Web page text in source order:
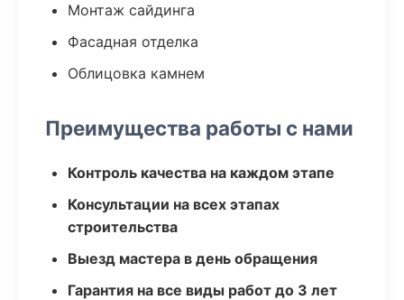
Монтаж сайдинга
Фасадная отделка
Облицовка камнем
Преимущества работы с нами
Контроль качества на каждом этапе
Консультации на всех этапах
строительства
Выезд мастера в день обращения
Гарантия на все виды работ до 3 лет